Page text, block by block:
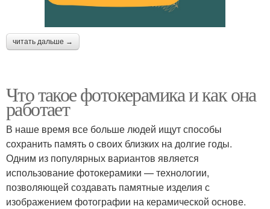
читать дальше →
Что такое фотокерамика и как она
работает
В наше время все больше людей ищут способы
сохранить память о своих близких на долгие годы.
Одним из популярных вариантов является
использование фотокерамики — технологии,
позволяющей создавать памятные изделия с
изображением фотографии на керамической основе.